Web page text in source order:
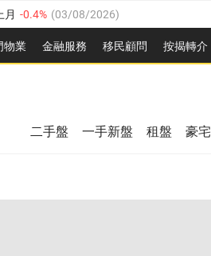
月 -0.4% (03/08/2026)
0.4% (03/08/2026)
月 -0.8% (03/08/2026)
0.9% 03/08/2026
物業 金融服務 移民顧問 按揭轉介
二手盤 一手新盤 租盤 豪宅